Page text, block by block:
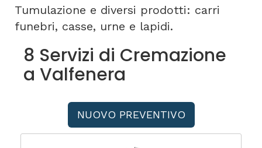
Tumulazione e diversi prodotti: carri
funebri, casse, urne e lapidi.
8 Servizi di Cremazione
a Valfenera
NUOVO PREVENTIVO